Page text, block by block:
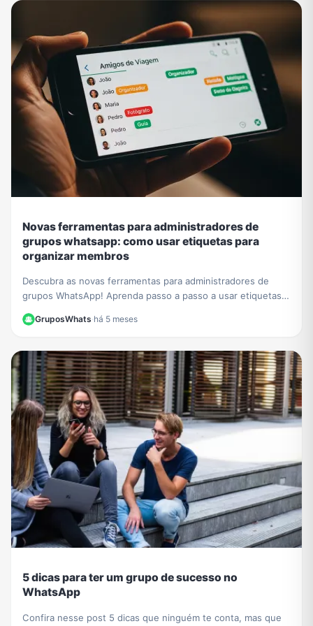
Novas ferramentas para administradores de
grupos whatsapp: como usar etiquetas para
organizar membros
Descubra as novas ferramentas para administradores de
grupos WhatsApp! Aprenda passo a passo a usar etiquetas
para organizar membros e otimizar sua gestão.
GruposWhats·há 5 meses
5 dicas para ter um grupo de sucesso no
WhatsApp
Confira nesse post 5 dicas que ninguém te conta, mas que